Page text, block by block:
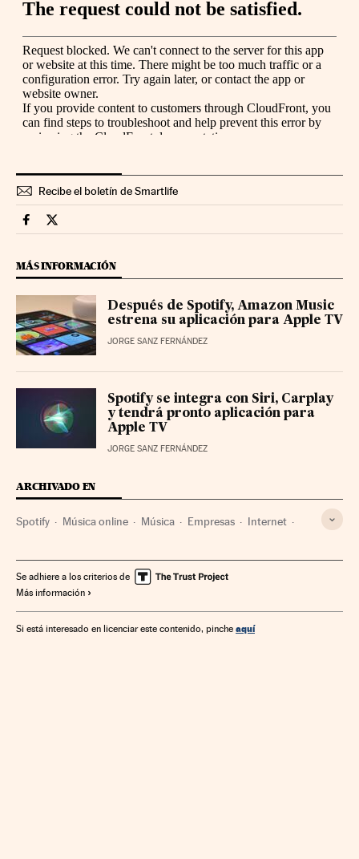
Recibe el boletín de Smartlife
Smartlife Cinco Días en Facebook
Smartlife Cinco Días en Twitter
MÁS INFORMACIÓN
Después de Spotify, Amazon Music
estrena su aplicación para Apple TV
JORGE SANZ FERNÁNDEZ
Spotify se integra con Siri, Carplay
y tendrá pronto aplicación para
Apple TV
JORGE SANZ FERNÁNDEZ
ARCHIVADO EN
Spotify Música online Música Empresas Internet
Se adhiere a los criterios de
Más información
Si está interesado en licenciar este contenido, pinche aquí